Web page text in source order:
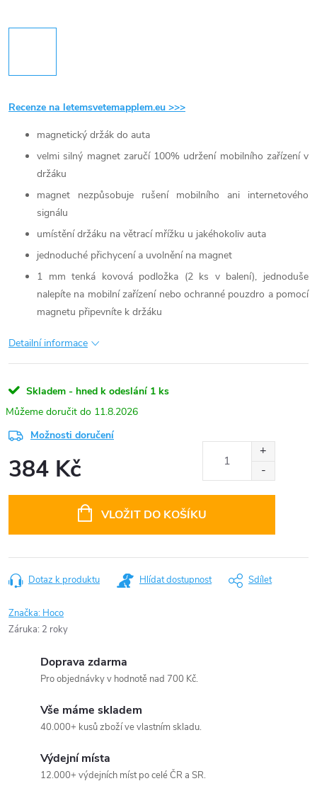
Recenze na letemsvetemapplem.eu >>>
magnetický držák do auta
velmi silný magnet zaručí 100% udržení mobilního zařízení v
držáku
magnet nezpůsobuje rušení mobilního ani internetového
signálu
umístění držáku na větrací mřížku u jakéhokoliv auta
jednoduché přichycení a uvolnění na magnet
1 mm tenká kovová podložka (2 ks v balení), jednoduše
nalepíte na mobilní zařízení nebo ochranné pouzdro a pomocí
magnetu připevníte k držáku
Detailní informace
Skladem - hned k odeslání 1 ks
11.8.2026
Možnosti doručení
384 Kč
VLOŽIT DO KOŠÍKU
Dotaz k produktu Hlídat dostupnost Sdílet
Značka: Hoco
Záruka: 2 roky
Doprava zdarma
Pro objednávky v hodnotě nad 700 Kč.
Vše máme skladem
40.000+ kusů zboží ve vlastním skladu.
Výdejní místa
12.000+ výdejních míst po celé ČR a SR.